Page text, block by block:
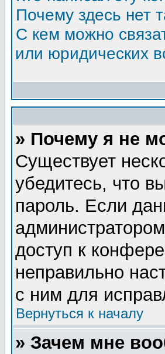
Почему здесь нет
С кем можно
или юридических
» Почему я не
Существует
убедитесь, что
пароль. Если
доступ к
неправильно
с ним для
Вернуться к началу
» Зачем мне